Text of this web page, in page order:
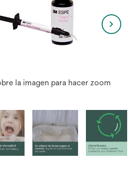
la imagen para hacer zoom